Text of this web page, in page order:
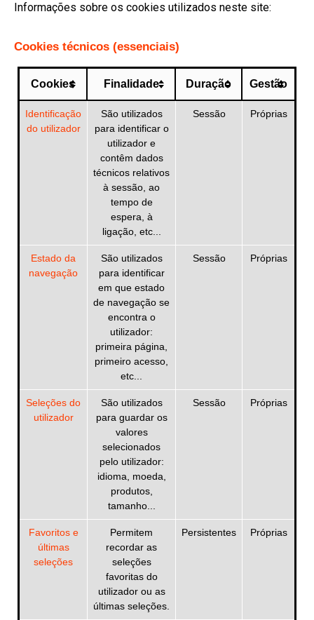
Informações sobre os cookies utilizados neste site:
Cookies técnicos (essenciais)
Cookies Finalidade Duração Gestão
Identificação
do utilizador
São utilizados
para identificar o
utilizador e
contêm dados
técnicos relativos
à sessão, ao
tempo de
espera, à
ligação, etc...
Sessão Próprias
Estado da
navegação
São utilizados
para identificar
em que estado
de navegação se
encontra o
utilizador:
primeira página,
primeiro acesso,
etc...
Sessão Próprias
Seleções do
utilizador
São utilizados
para guardar os
valores
selecionados
pelo utilizador:
idioma, moeda,
produtos,
tamanho...
Sessão Próprias
Favoritos e
últimas
seleções
Permitem
recordar as
seleções
favoritas do
utilizador ou as
últimas seleções.
Persistentes Próprias